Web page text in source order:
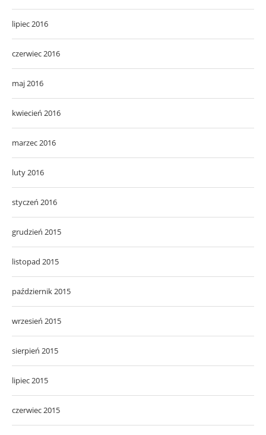
lipiec 2016
czerwiec 2016
maj 2016
kwiecień 2016
marzec 2016
luty 2016
styczeń 2016
grudzień 2015
listopad 2015
październik 2015
wrzesień 2015
sierpień 2015
lipiec 2015
czerwiec 2015